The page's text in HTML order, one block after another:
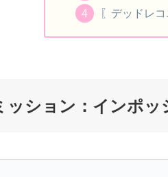
〖デッドレ
ッション：インポ